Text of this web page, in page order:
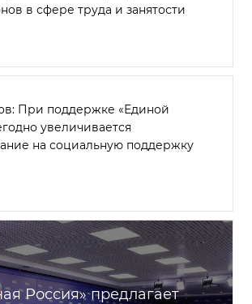
в сфере труда и занятости
При поддержке «Единой
увеличивается
на социальную поддержку
Россия» предлагает